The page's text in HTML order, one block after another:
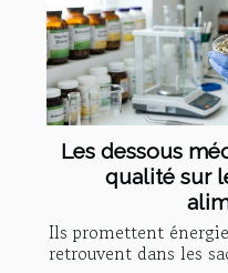
Les dessous
qualité sur
Ils promettent
retrouvent dans les